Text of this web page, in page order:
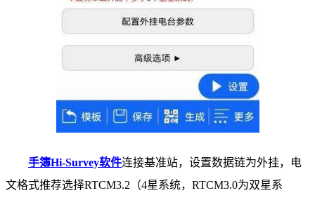
手簿Hi-Survey软件连接基准站，设置数据链为外挂，电
文格式推荐选择RTCM3.2（4星系统，RTCM3.0为双星系